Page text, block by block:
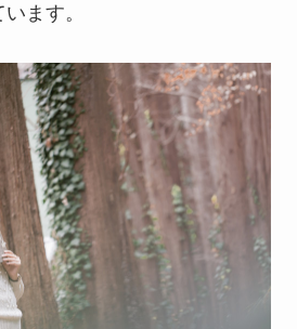
ます。